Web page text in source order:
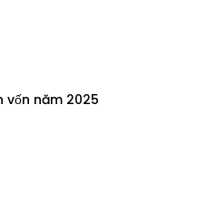
vốn năm 2025